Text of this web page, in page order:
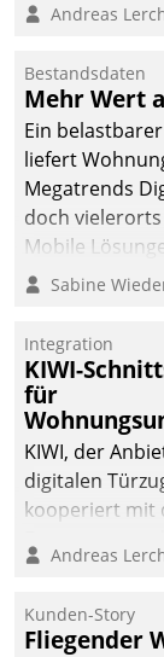
Cockpit für
Datatrain. Die
Immobilien
sich dabei für
der Lösung
Cloud Platform
entschieden -
Unternehmen
Andreas
Bestandsdaten
Mehr Wert
Ein
liefert
Megatrends
doch
Mobile
Sabine
Integration
KIWI-
für
KIWI, der
digitalen
kooperiert mit
Andreas
Kunden-Story
Fliegender